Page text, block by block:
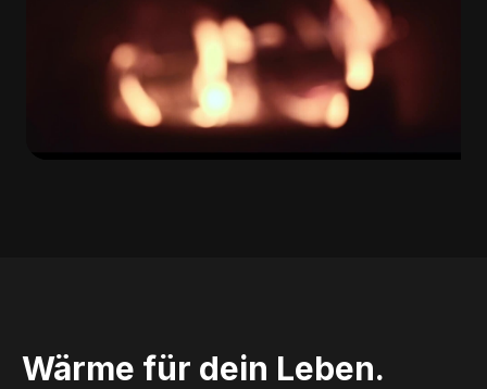
Unternehmen
Wärme für dein Leben.